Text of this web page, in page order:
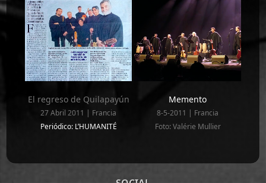
El regreso de Quilapayún
27 Abril 2011 | Francia
Periódico: L’HUMANITÉ
Memento
8-5-2011 | Francia
Foto: Valérie Mullier